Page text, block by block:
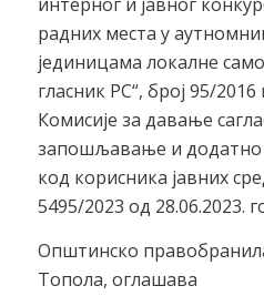
радних места у
јединицама локалне
гласник РС“, број 95/
Комисије за давање
запошљавање и
код корисника јавних
5495/2023 од 28.06.2023.
Општинско
Топола, оглашава